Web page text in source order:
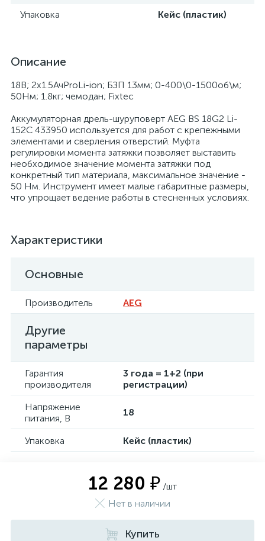
Упаковка
Кейс (пластик)
Описание
18В; 2х1.5АчProLi-ion; БЗП 13мм; 0-400\0-1500об\м;
50Нм; 1.8кг; чемодан; Fixtec
Аккумуляторная дрель-шуруповерт AEG BS 18G2 Li-
152C 433950 используется для работ с крепежными
элементами и сверления отверстий. Муфта
регулировки момента затяжки позволяет выставить
необходимое значение момента затяжки под
конкретный тип материала, максимальное значение -
50 Нм. Инструмент имеет малые габаритные размеры,
что упрощает ведение работы в стесненных условиях.
Характеристики
Основные
Производитель AEG
Другие
параметры
Гарантия
производителя
3 года = 1+2 (при
регистрации)
Напряжение
питания, В
18
Упаковка Кейс (пластик)
12 280 ₽ /шт
Нет в наличии
Купить